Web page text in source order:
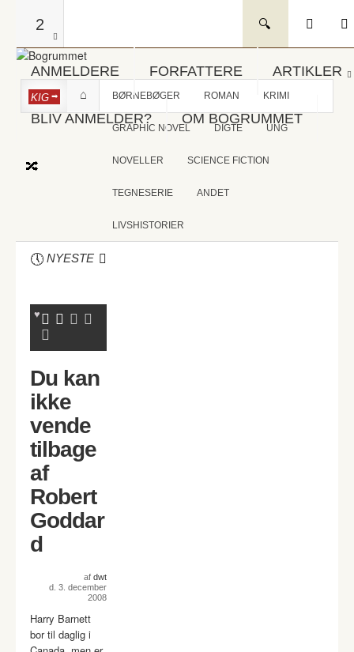
2
ANMELDERE FORFATTERE ARTIKLER
BLIV ANMELDER? OM BOGRUMMET
KIG BØRNEBØGER ROMAN KRIMI
GRAPHIC NOVEL DIGTE UNG
NOVELLER SCIENCE FICTION
TEGNESERIE ANDET
LIVSHISTORIER
NYESTE
Du kan
ikke
vende
tilbage
af
Robert
Goddar
d
af dwt
d. 3. december
2008
Harry Barnett
bor til daglig i